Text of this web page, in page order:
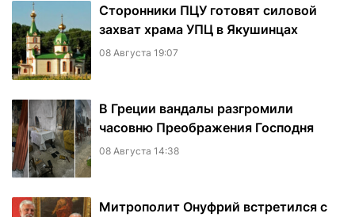
Сторонники ПЦУ готовят силовой
захват храма УПЦ в Якушинцах
08 Августа 19:07
В Греции вандалы разгромили
часовню Преображения Господня
08 Августа 14:38
Митрополит Онуфрий встретился с